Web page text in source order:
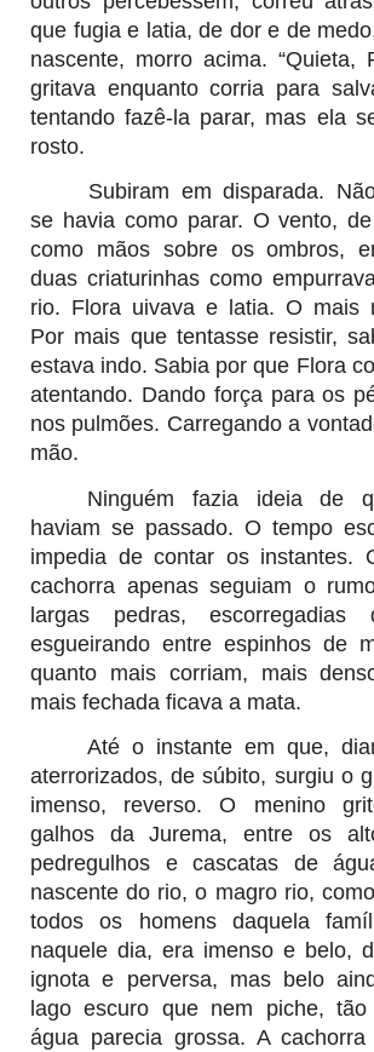
que fugia e latia, de dor e de
nascente, morro acima. “Quieta,
gritava enquanto corria para
tentando fazê-la parar, mas ela
rosto.
Subiram em disparada.
se havia como parar. O vento,
como mãos sobre os ombros,
duas criaturinhas como
rio. Flora uivava e latia. O mais
Por mais que tentasse resistir,
estava indo. Sabia por que Flora
atentando. Dando força para os
nos pulmões. Carregando a
mão.
Ninguém fazia ideia de
haviam se passado. O tempo
impedia de contar os instantes.
cachorra apenas seguiam o
largas pedras,
esgueirando entre espinhos de
quanto mais corriam, mais
mais fechada ficava a mata.
Até o instante em que,
aterrorizados, de súbito, surgiu o
imenso, reverso. O menino
galhos da Jurema, entre os
pedregulhos e cascatas de
nascente do rio, o magro rio,
todos os homens daquela
naquele dia, era imenso e belo,
ignota e perversa, mas belo
lago escuro que nem piche,
água parecia grossa. A